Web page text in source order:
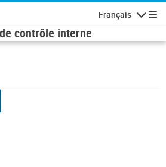
Français
contrôle interne